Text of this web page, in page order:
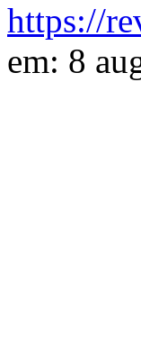
https://
em: 8